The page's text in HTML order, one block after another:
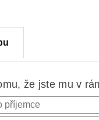
že jste mu v